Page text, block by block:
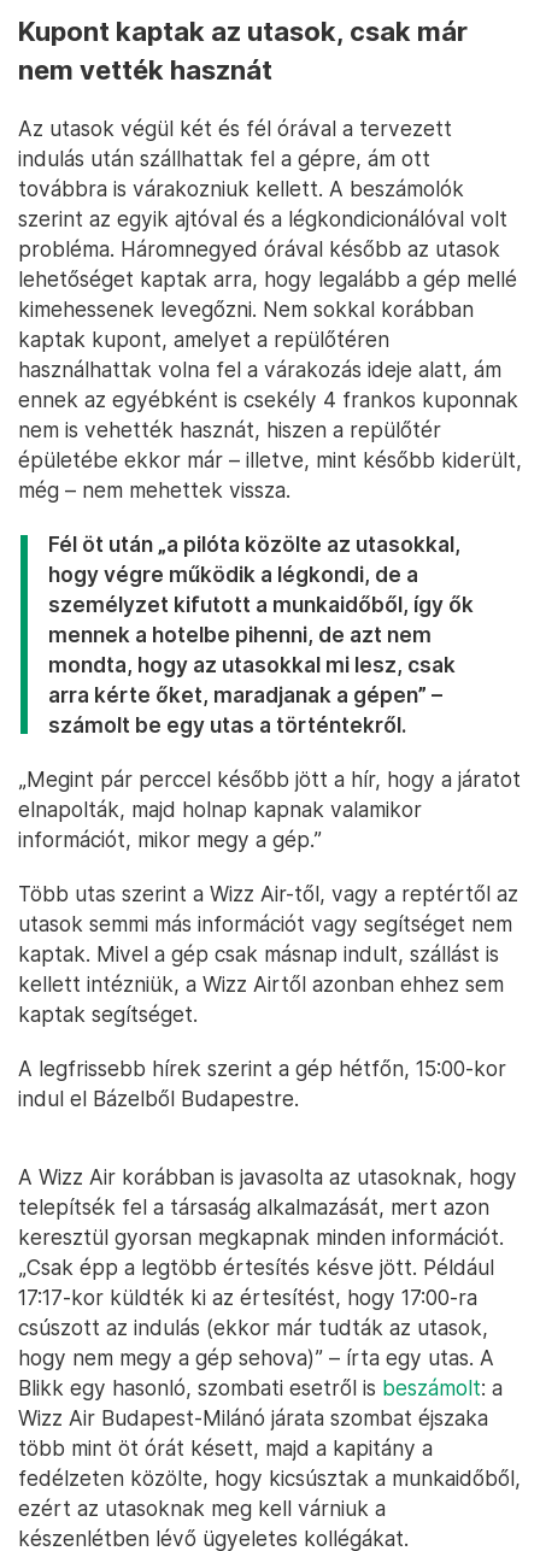
Kupont kaptak az utasok, csak már
nem vették hasznát
Az utasok végül két és fél órával a tervezett
indulás után szállhattak fel a gépre, ám ott
továbbra is várakozniuk kellett. A beszámolók
szerint az egyik ajtóval és a légkondicionálóval volt
probléma. Háromnegyed órával később az utasok
lehetőséget kaptak arra, hogy legalább a gép mellé
kimehessenek levegőzni. Nem sokkal korábban
kaptak kupont, amelyet a repülőtéren
használhattak volna fel a várakozás ideje alatt, ám
ennek az egyébként is csekély 4 frankos kuponnak
nem is vehették hasznát, hiszen a repülőtér
épületébe ekkor már – illetve, mint később kiderült,
még – nem mehettek vissza.
Fél öt után „a pilóta közölte az utasokkal,
hogy végre működik a légkondi, de a
személyzet kifutott a munkaidőből, így ők
mennek a hotelbe pihenni, de azt nem
mondta, hogy az utasokkal mi lesz, csak
arra kérte őket, maradjanak a gépen” –
számolt be egy utas a történtekről.
„Megint pár perccel később jött a hír, hogy a járatot
elnapolták, majd holnap kapnak valamikor
információt, mikor megy a gép.”
Több utas szerint a Wizz Air-től, vagy a reptértől az
utasok semmi más információt vagy segítséget nem
kaptak. Mivel a gép csak másnap indult, szállást is
kellett intézniük, a Wizz Airtől azonban ehhez sem
kaptak segítséget.
A legfrissebb hírek szerint a gép hétfőn, 15:00-kor
indul el Bázelből Budapestre.
A Wizz Air korábban is javasolta az utasoknak, hogy
telepítsék fel a társaság alkalmazását, mert azon
keresztül gyorsan megkapnak minden információt.
„Csak épp a legtöbb értesítés késve jött. Például
17:17-kor küldték ki az értesítést, hogy 17:00-ra
csúszott az indulás (ekkor már tudták az utasok,
hogy nem megy a gép sehova)” – írta egy utas. A
Blikk egy hasonló, szombati esetről is beszámolt: a
Wizz Air Budapest-Milánó járata szombat éjszaka
több mint öt órát késett, majd a kapitány a
fedélzeten közölte, hogy kicsúsztak a munkaidőből,
ezért az utasoknak meg kell várniuk a
készenlétben lévő ügyeletes kollégákat.